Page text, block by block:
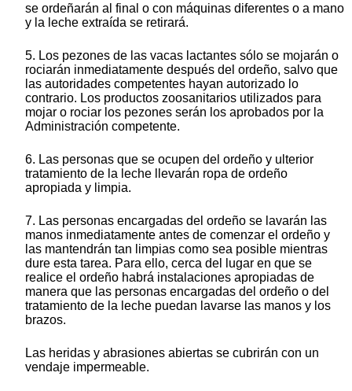
se ordeñarán al final o con máquinas diferentes o a mano
y la leche extraída se retirará.
5. Los pezones de las vacas lactantes sólo se mojarán o
rociarán inmediatamente después del ordeño, salvo que
las autoridades competentes hayan autorizado lo
contrario. Los productos zoosanitarios utilizados para
mojar o rociar los pezones serán los aprobados por la
Administración competente.
6. Las personas que se ocupen del ordeño y ulterior
tratamiento de la leche llevarán ropa de ordeño
apropiada y limpia.
7. Las personas encargadas del ordeño se lavarán las
manos inmediatamente antes de comenzar el ordeño y
las mantendrán tan limpias como sea posible mientras
dure esta tarea. Para ello, cerca del lugar en que se
realice el ordeño habrá instalaciones apropiadas de
manera que las personas encargadas del ordeño o del
tratamiento de la leche puedan lavarse las manos y los
brazos.
Las heridas y abrasiones abiertas se cubrirán con un
vendaje impermeable.